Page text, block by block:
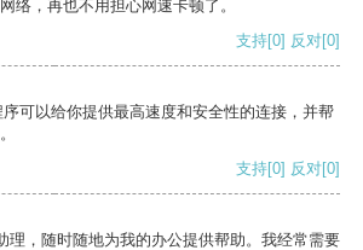
络，再也不用担心网速卡顿了。
支持[0] 反对[0]
可以给你提供最高速度和安全性的连接，并帮
支持[0] 反对[0]
理，随时随地为我的办公提供帮助。我经常需要